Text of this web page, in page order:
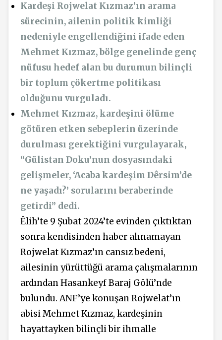
Kardeşi Rojwelat Kızmaz’ın arama
sürecinin, ailenin politik kimliği
nedeniyle engellendiğini ifade eden
Mehmet Kızmaz, bölge genelinde genç
nüfusu hedef alan bu durumun bilinçli
bir toplum çökertme politikası
olduğunu vurguladı.
Mehmet Kızmaz, kardeşini ölüme
götüren etken sebeplerin üzerinde
durulması gerektiğini vurgulayarak,
“Gülistan Doku’nun dosyasındaki
gelişmeler, ‘Acaba kardeşim Dêrsim’de
ne yaşadı?’ sorularını beraberinde
getirdi” dedi.
Êlih’te 9 Şubat 2024’te evinden çıktıktan
sonra kendisinden haber alınamayan
Rojwelat Kızmaz’ın cansız bedeni,
ailesinin yürüttüğü arama çalışmalarının
ardından Hasankeyf Baraj Gölü’nde
bulundu. ANF’ye konuşan Rojwelat’ın
abisi Mehmet Kızmaz, kardeşinin
hayattayken bilinçli bir ihmalle